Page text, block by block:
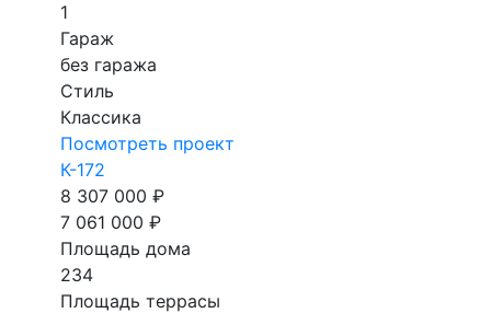
1
Гараж
без гаража
Стиль
Классика
Посмотреть проект
К-172
8 307 000 ₽
7 061 000 ₽
Площадь дома
234
Площадь террасы